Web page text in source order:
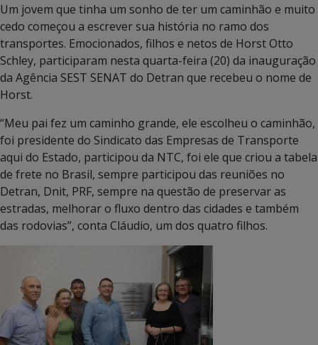
Um jovem que tinha um sonho de ter um caminhão e muito
cedo começou a escrever sua história no ramo dos
transportes. Emocionados, filhos e netos de Horst Otto
Schley, participaram nesta quarta-feira (20) da inauguração
da Agência SEST SENAT do Detran que recebeu o nome de
Horst.
“Meu pai fez um caminho grande, ele escolheu o caminhão,
foi presidente do Sindicato das Empresas de Transporte
aqui do Estado, participou da NTC, foi ele que criou a tabela
de frete no Brasil, sempre participou das reuniões no
Detran, Dnit, PRF, sempre na questão de preservar as
estradas, melhorar o fluxo dentro das cidades e também
das rodovias”, conta Cláudio, um dos quatro filhos.